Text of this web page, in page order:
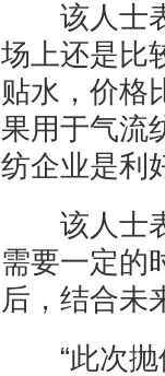
该人士表
场上还是比
贴水，价格
果用于气流
纺企业是利
该人士表
需要一定的
后，结合未
“此次抛